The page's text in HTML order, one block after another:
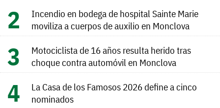
Incendio en bodega de hospital Sainte Marie
moviliza a cuerpos de auxilio en Monclova
Motociclista de 16 años resulta herido tras
choque contra automóvil en Monclova
La Casa de los Famosos 2026 define a cinco
nominados